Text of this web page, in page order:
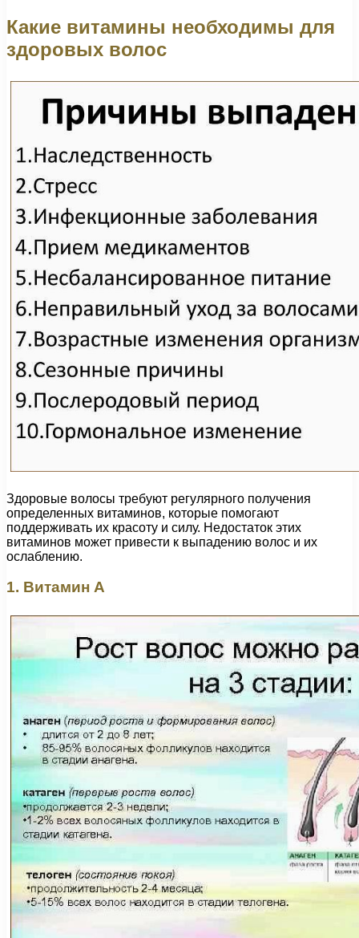
Какие витамины необходимы для
здоровых волос
Здоровые волосы требуют регулярного получения
определенных витаминов, которые помогают
поддерживать их красоту и силу. Недостаток этих
витаминов может привести к выпадению волос и их
ослаблению.
1. Витамин А